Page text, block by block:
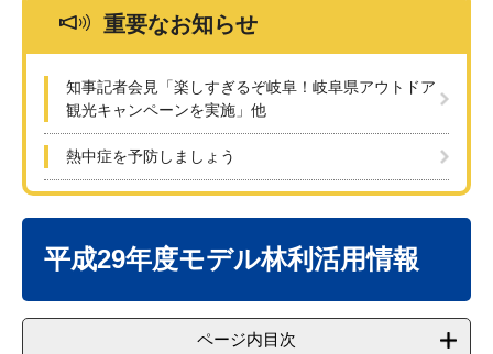
重要なお知らせ
知事記者会見「楽しすぎるぞ岐阜！岐阜県アウトドア
観光キャンペーンを実施」他
熱中症を予防しましょう
平成29年度モデル林利活用情報
ページ内目次